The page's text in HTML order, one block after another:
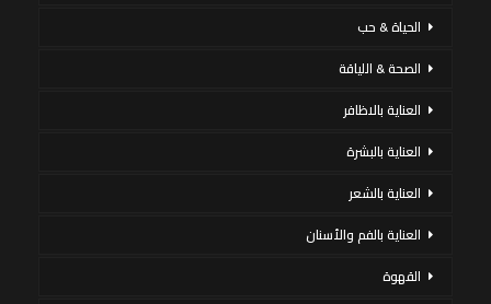
الحياة & حب
الصحة & اللياقة
العناية بالاظافر
العناية بالبشرة
العناية بالشعر
العناية بالفم والأسنان
القهوة